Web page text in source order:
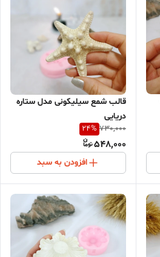
قالب شمع سیلیکونی مدل ستاره
دریایی
730,000
24%
548,000
افزودن به سبد